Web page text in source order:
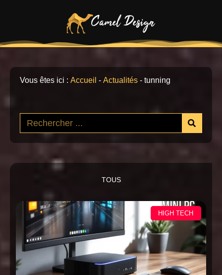
Vous êtes ici : Accueil - Actualités - tunning
TOUS
HIGH TECH